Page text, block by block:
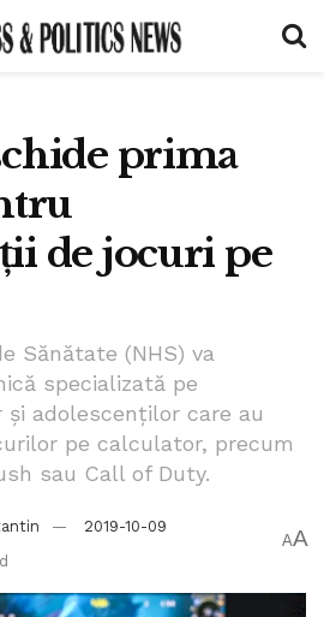
prima
de jocuri pe
Sănătate (NHS) va
specializată pe
adolescenților care au
pe calculator, precum
sau Call of Duty.
2019-10-09
AA